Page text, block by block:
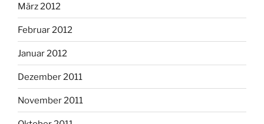
März 2012
Februar 2012
Januar 2012
Dezember 2011
November 2011